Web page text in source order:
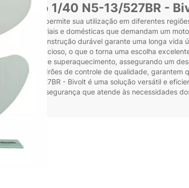
Elco 1/40 N5-13/527BR -
o que permite sua utilização em diferentes
industriais e domésticas que demandam um
a construção durável garante uma longa vida
silencioso, o que o torna uma escolha
sobrecarga e superaquecimento, assegurando um
padrões de controle de qualidade,
40 N5-13/527BR - Bivolt é uma solução versátil e
e segurança que atende às necessidades